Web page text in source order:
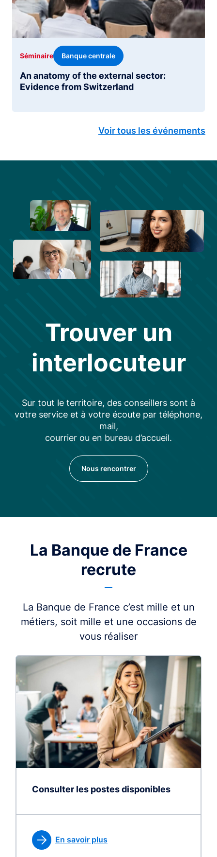
An anatomy of the external sector:
Evidence from Switzerland
Séminaire Banque centrale
Voir tous les événements
Trouver un
interlocuteur
Sur tout le territoire, des conseillers sont à
votre service et à votre écoute par téléphone,
mail,
courrier ou en bureau d’accueil.
Nous rencontrer
La Banque de France
recrute
La Banque de France c’est mille et un
métiers, soit mille et une occasions de
vous réaliser
Consulter les postes disponibles
En savoir plus